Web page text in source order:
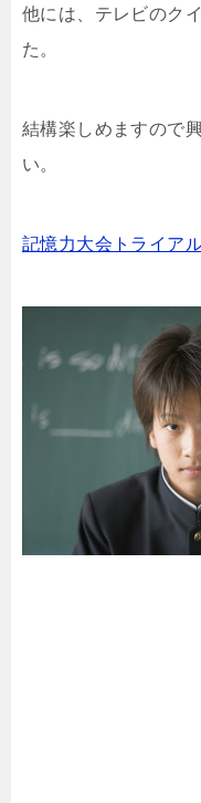
他には、テレビのク
た。
結構楽しめますので
い。
記憶力大会トライア